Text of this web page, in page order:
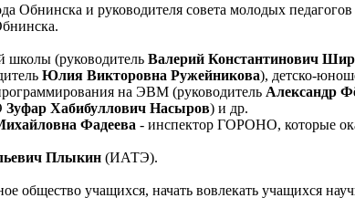
Обнинска и руководителя совета молодых
школы (руководитель Валерий Константинович
Юлия Викторовна Ружейникова), детско-
на ЭВМ (руководитель Александр
Зуфар Хабибуллович Насыров) и др.
Фадеева - инспектор ГОРОНО, которые
Плыкин (ИАТЭ).
общество учащихся, начать вовлекать учащихся